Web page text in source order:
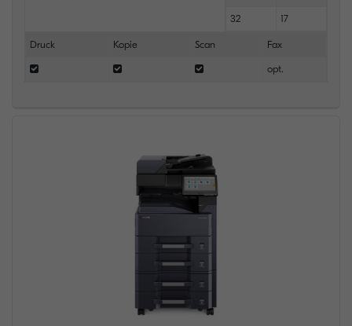
32 17
Druck Kopie Scan Fax
opt.